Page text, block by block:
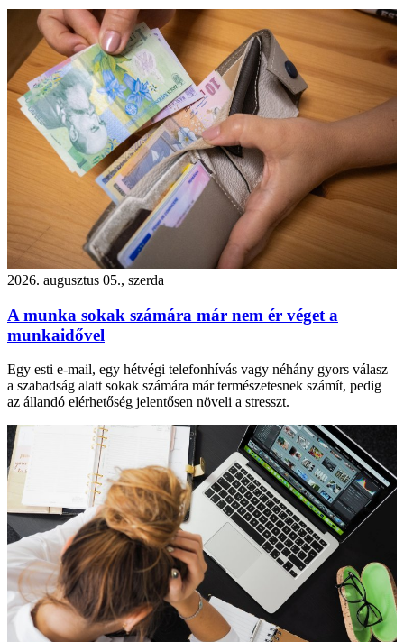
2026. augusztus 05., szerda
A munka sokak számára már nem ér véget a
munkaidővel
Egy esti e-mail, egy hétvégi telefonhívás vagy néhány gyors válasz
a szabadság alatt sokak számára már természetesnek számít, pedig
az állandó elérhetőség jelentősen növeli a stresszt.